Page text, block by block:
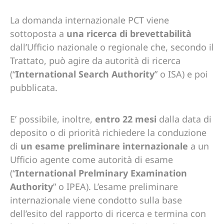
La domanda internazionale PCT viene
sottoposta a una ricerca di brevettabilità
dall’Ufficio nazionale o regionale che, secondo il
Trattato, può agire da autorità di ricerca
(“International Search Authority” o ISA) e poi
pubblicata.
E’ possibile, inoltre, entro 22 mesi dalla data di
deposito o di priorità richiedere la conduzione
di un esame preliminare internazionale a un
Ufficio agente come autorità di esame
(“International Prelminary Examination
Authority” o IPEA). L’esame preliminare
internazionale viene condotto sulla base
dell’esito del rapporto di ricerca e termina con